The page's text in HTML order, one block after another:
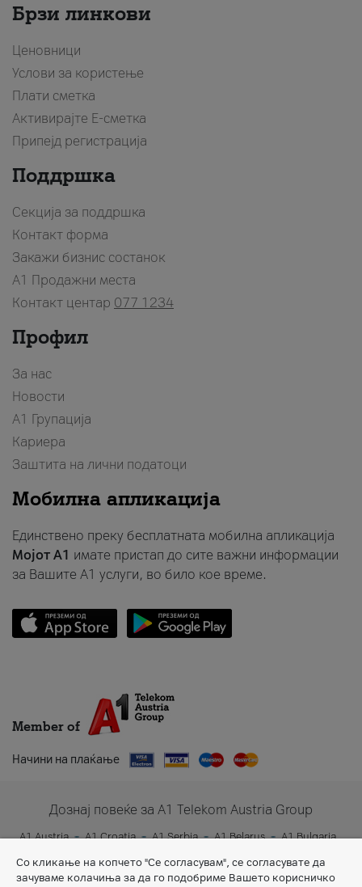
Брзи линкови
Ценовници
Услови за користење
Плати сметка
Активирајте Е-сметка
Припејд регистрација
Поддршка
Секција за поддршка
Контакт форма
Закажи бизнис состанок
A1 Продажни места
Контакт центар 077 1234
Профил
За нас
Новости
А1 Групација
Кариера
Заштита на лични податоци
Мобилна апликација
Единствено преку бесплатната мобилна апликација
Мојот A1 имате пристап до сите важни информации
за Вашите A1 услуги, во било кое време.
Member of
Начини на плаќање
Дознај повеќе за A1 Telekom Austria Group
A1 Austria A1 Croatia A1 Serbia A1 Belarus
A1 Bulgaria
A1 Slovenia
A1 Digital
Со кликање на копчето "Се согласувам", се согласувате да
зачуваме колачиња за да го подобриме Вашето корисничко